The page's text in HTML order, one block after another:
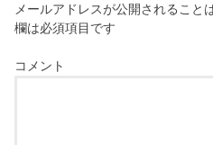
メールアドレスが公開されること
欄は必須項目です
コメント